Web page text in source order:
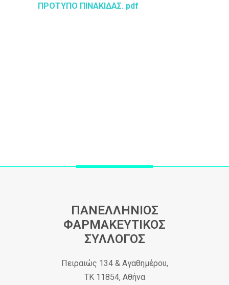
ΠΡΟΤΥΠΟ ΠΙΝΑΚΙΔΑΣ. pdf
ΠΑΝΕΛΛΗΝΙΟΣ
ΦΑΡΜΑΚΕΥΤΙΚΟΣ
ΣΥΛΛΟΓΟΣ
Πειραιώς 134 & Αγαθημέρου,
ΤΚ 11854, Αθήνα